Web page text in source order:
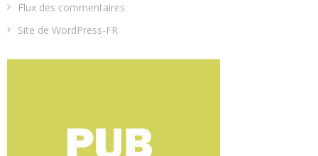
Flux des commentaires
Site de WordPress-FR